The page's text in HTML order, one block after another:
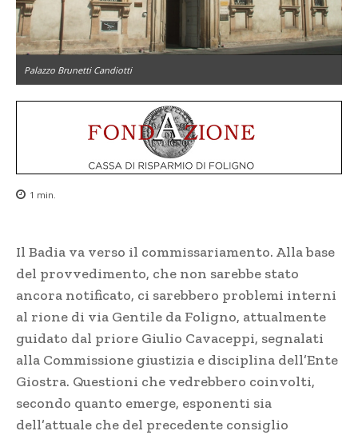
Palazzo Brunetti Candiotti
1 min.
Il Badia va verso il commissariamento. Alla base
del provvedimento, che non sarebbe stato
ancora notificato, ci sarebbero problemi interni
al rione di via Gentile da Foligno, attualmente
guidato dal priore Giulio Cavaceppi, segnalati
alla Commissione giustizia e disciplina dell’Ente
Giostra. Questioni che vedrebbero coinvolti,
secondo quanto emerge, esponenti sia
dell’attuale che del precedente consiglio